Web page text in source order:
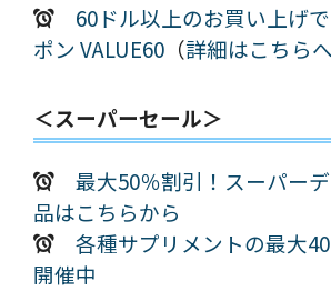
60ドル以上のお買い上げ
ポン VALUE60 （詳細はこちらへ
＜スーパーセール＞
最大50％割引！スーパー
品はこちらから
各種サプリメントの最大
開催中